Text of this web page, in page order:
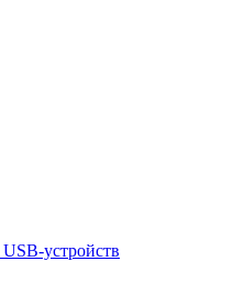
устройств